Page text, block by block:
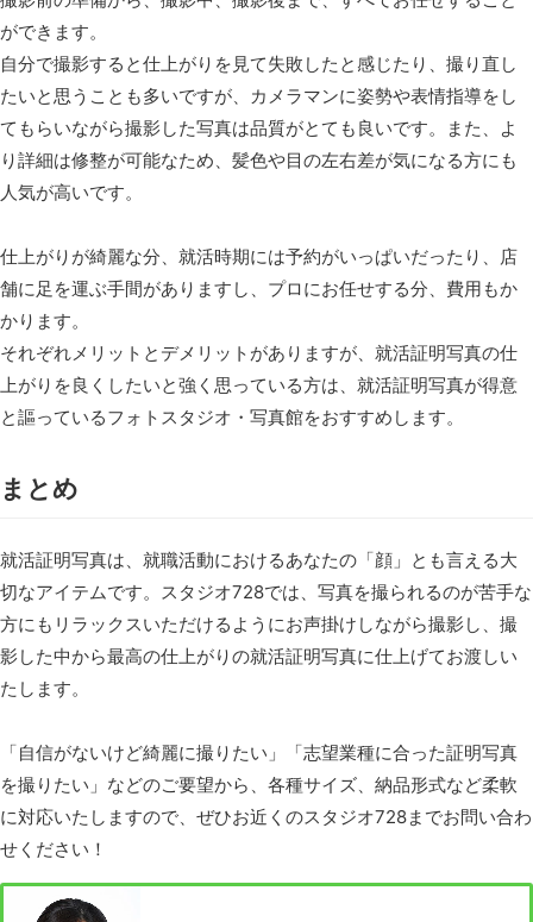
ができます。
自分で撮影すると仕上がりを見て失敗したと感じたり、撮り直し
たいと思うことも多いですが、カメラマンに姿勢や表情指導をし
てもらいながら撮影した写真は品質がとても良いです。また、よ
り詳細は修整が可能なため、髪色や目の左右差が気になる方にも
人気が高いです。
仕上がりが綺麗な分、就活時期には予約がいっぱいだったり、店
舗に足を運ぶ手間がありますし、プロにお任せする分、費用もか
かります。
それぞれメリットとデメリットがありますが、就活証明写真の仕
上がりを良くしたいと強く思っている方は、就活証明写真が得意
と謳っているフォトスタジオ・写真館をおすすめします。
まとめ
就活証明写真は、就職活動におけるあなたの「顔」とも言える大
切なアイテムです。スタジオ728では、写真を撮られるのが苦手な
方にもリラックスいただけるようにお声掛けしながら撮影し、撮
影した中から最高の仕上がりの就活証明写真に仕上げてお渡しい
たします。
「自信がないけど綺麗に撮りたい」「志望業種に合った証明写真
を撮りたい」などのご要望から、各種サイズ、納品形式など柔軟
に対応いたしますので、ぜひお近くのスタジオ728までお問い合わ
せください！